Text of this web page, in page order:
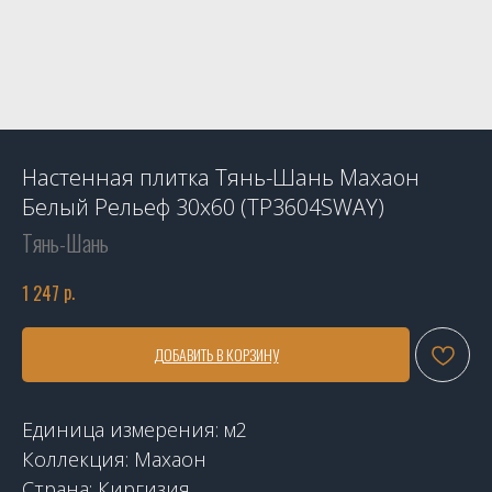
Настенная плитка Тянь-Шань Махаон
Белый Рельеф 30x60 (TP3604SWAY)
Тянь-Шань
1 247 р.
ДОБАВИТЬ В КОРЗИНУ
Единица измерения: м2
Коллекция: Махаон